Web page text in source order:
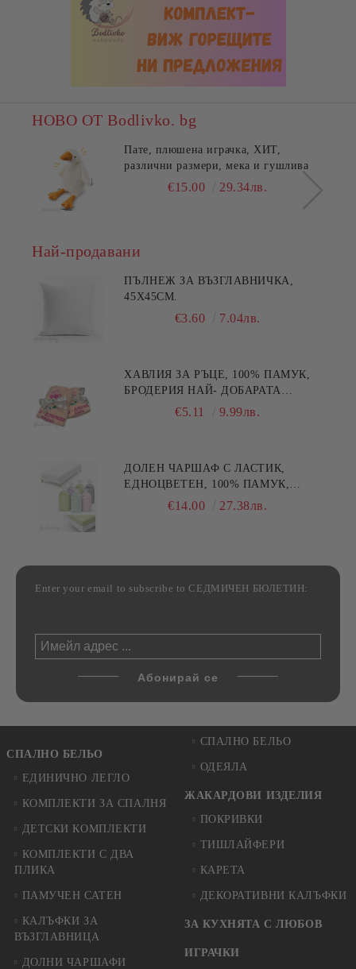
НОВО ОТ Bodlivko. bg
Пате, плюшена играчка, ХИТ,
различни размери, мека и гушлива
€15.00 29.34лв.
Най-продавани
ПЪЛНЕЖ ЗА ВЪЗГЛАВНИЧКА,
45X45СМ.
€3.60 7.04лв.
ХАВЛИЯ ЗА РЪЦЕ, 100% ПАМУК,
БРОДЕРИЯ НАЙ- ДОБАРАТА
МАЙКА/БАБА , РАЗМЕР:
€5.11 9.99лв.
ДОЛЕН ЧАРШАФ С ЛАСТИК,
ЕДНОЦВЕТЕН, 100% ПАМУК,
РАЗЛИЧНИ РАЗМЕРИ
€14.00 27.38лв.
Enter your email to subscribe to СЕДМИЧЕН БЮЛЕТИН:
СПАЛНО БЕЛЬО
ЕДИНИЧНО ЛЕГЛО
КОМПЛЕКТИ ЗА СПАЛНЯ
ДЕТСКИ КОМПЛЕКТИ
КОМПЛЕКТИ С ДВА
ПЛИКА
ПАМУЧЕН САТЕН
КАЛЪФКИ ЗА
ВЪЗГЛАВНИЦА
ДОЛНИ ЧАРШАФИ
СПАЛНО БЕЛЬО
ОДЕЯЛА
ЖАКАРДОВИ ИЗДЕЛИЯ
ПОКРИВКИ
ТИШЛАЙФЕРИ
КАРЕТА
ДЕКОРАТИВНИ КАЛЪФКИ
ЗА КУХНЯТА С ЛЮБОВ
ИГРАЧКИ